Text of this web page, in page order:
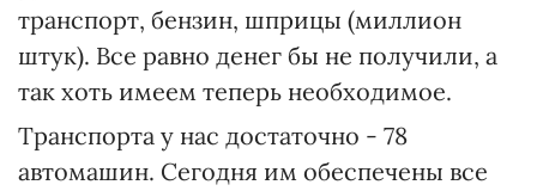
транспорт, бензин, шприцы (миллион
штук). Все равно денег бы не получили, а
так хоть имеем теперь необходимое.
Транспорта у нас достаточно - 78
автомашин. Сегодня им обеспечены все